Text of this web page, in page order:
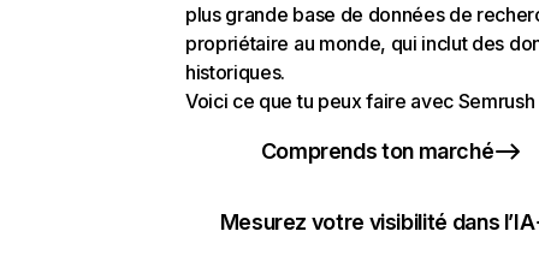
plus grande base de données de
propriétaire au monde, qui inclut des
historiques.
Voici ce que tu peux faire avec Semrush
Comprends ton marché
Mesurez votre visibilité dans l’IA